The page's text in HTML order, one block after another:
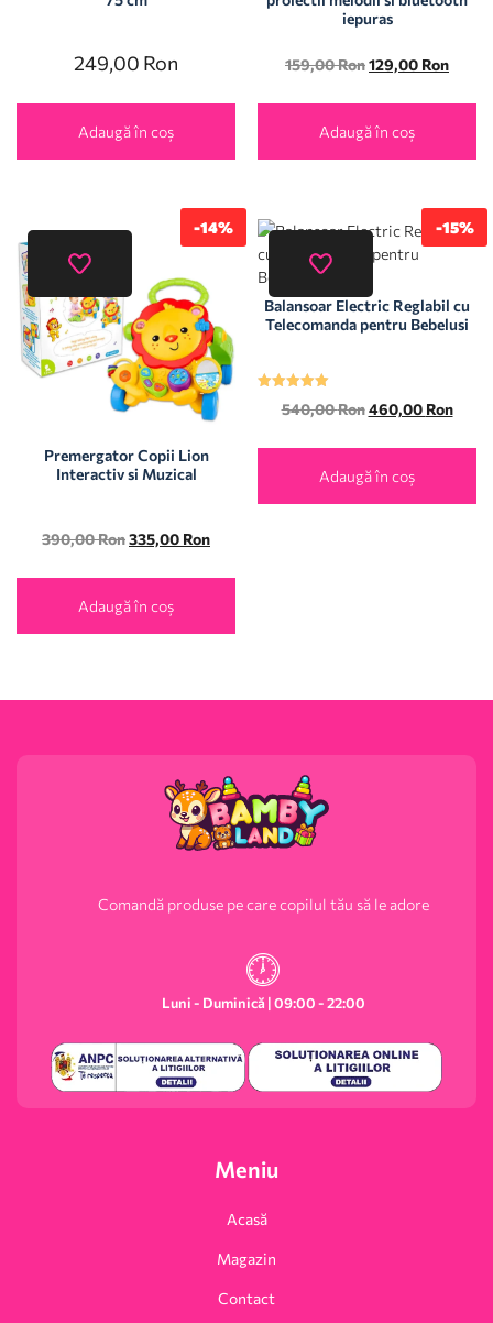
249,00 Ron
Adaugă în coș
iepuras
159,00Ron129,00 Ron
Adaugă în coș
-14%
Premergator Copii Lion
Interactiv si Muzical
390,00Ron335,00 Ron
Adaugă în coș
-15%
Balansoar Electric Reglabil cu
Telecomanda pentru Bebelusi
540,00Ron 460,00 Ron
Adaugă în coș
Comandă produse pe care copilul tău să le adore
Luni - Duminică | 09:00 - 22:00
Meniu
Acasă
Magazin
Contact